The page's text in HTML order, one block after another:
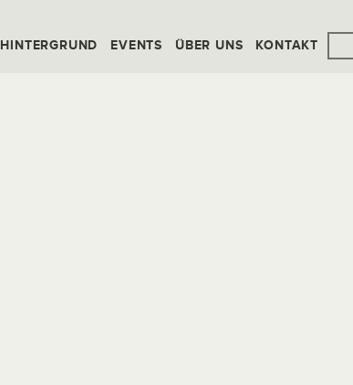
HINTERGRUND EVENTS ÜBER UNS KONTAKT